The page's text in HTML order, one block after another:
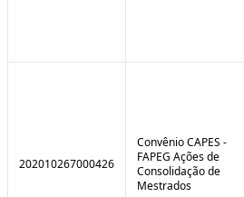
202010267000426
Convênio CAPES -
FAPEG Ações de
Consolidação de
Mestrados